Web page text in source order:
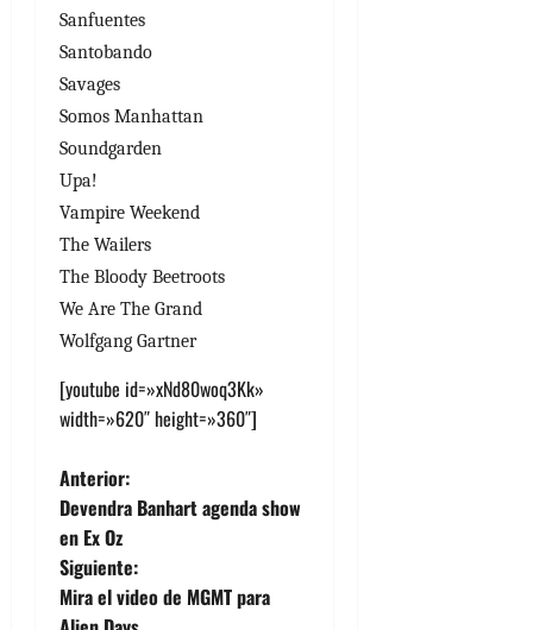
Sanfuentes
Santobando
Savages
Somos Manhattan
Soundgarden
Upa!
Vampire Weekend
The Wailers
The Bloody Beetroots
We Are The Grand
Wolfgang Gartner
[youtube id=»xNd80woq3Kk»
width=»620″ height=»360″]
N
a
v
Anterior:
Devendra Banhart agenda show
en Ex Oz
Siguiente:
Mira el video de MGMT para